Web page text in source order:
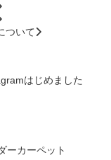
ついて
ーカーペット